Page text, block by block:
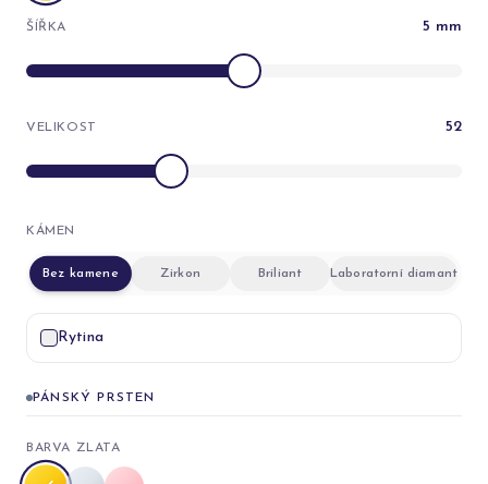
ŠÍŘKA 5 mm
VELIKOST 52
KÁMEN
Bez kamene Zirkon Briliant Laboratorní diamant
Rytina
PÁNSKÝ PRSTEN
BARVA ZLATA